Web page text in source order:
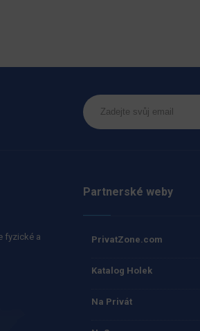
fyzické a
Partnerské weby
PrivatZone.com
Katalog Holek
Na Privát